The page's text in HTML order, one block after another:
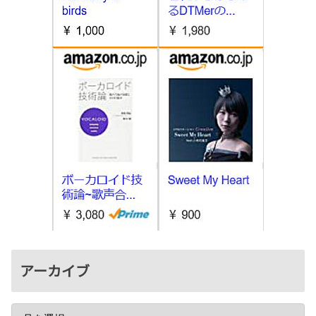
アーカイブ